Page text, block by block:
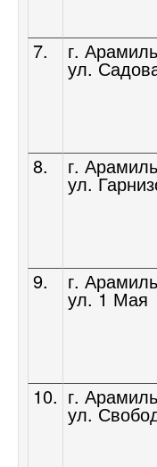
7.
г.
ул.
8.
г.
ул.
9.
г.
ул. 1 Мая
10. г.
ул.